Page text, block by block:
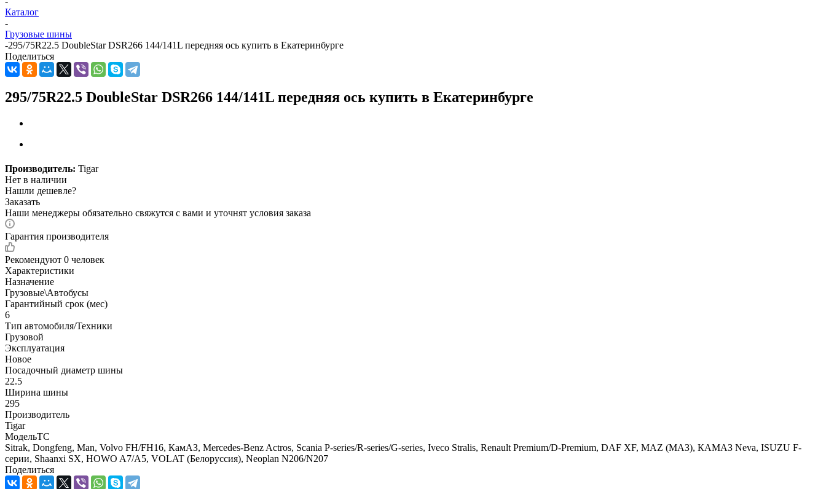
Каталог
-
Грузовые шины
-295/75R22.5 DoubleStar DSR266 144/141L передняя ось купить в Екатеринбурге
Поделиться
295/75R22.5 DoubleStar DSR266 144/141L передняя ось купить в Екатеринбурге
Производитель: Tigar
Нет в наличии
Нашли дешевле?
Заказать
Наши менеджеры обязательно свяжутся с вами и уточнят условия заказа
Гарантия производителя
Рекомендуют 0 человек
Характеристики
Назначение
Грузовые\Автобусы
Гарантийный срок (мес)
6
Тип автомобиля/Техники
Грузовой
Эксплуатация
Новое
Посадочный диаметр шины
22.5
Ширина шины
295
Производитель
Tigar
МодельТС
Sitrak, Dongfeng, Man, Volvo FH/FH16, КамАЗ, Mercedes-Benz Actros, Scania P-series/R-series/G-series, Iveco Stralis, Renault Premium/D-Premium, DAF XF, MAZ (МАЗ), КАМАЗ Neva, ISUZU F-
серии, Shaanxi SX, HOWO A7/A5, VOLAT (Белоруссия), Neoplan N206/N207
Поделиться